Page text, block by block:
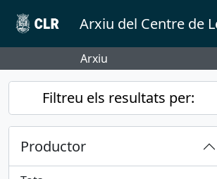
Skip to main content
Arxiu del Centre de
Arxiu
Filtreu els resultats per:
Productor